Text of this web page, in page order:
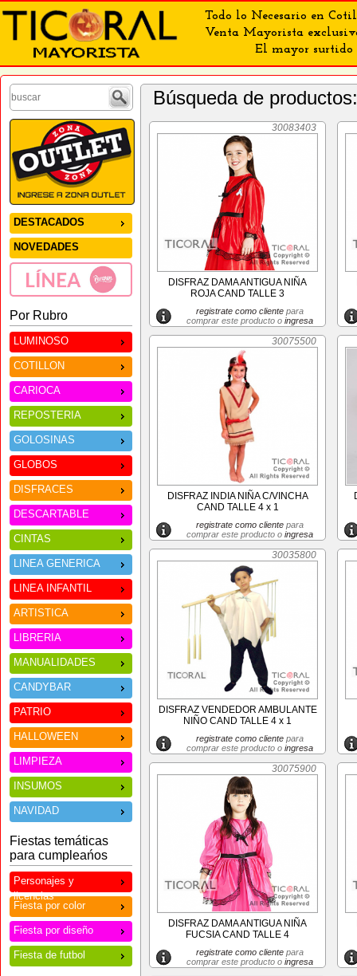
Todo lo Necesario en
Venta Mayorista
El mayor surtido
DESTACADOS
NOVEDADES
Por Rubro
LUMINOSO
COTILLON
CARIOCA
REPOSTERIA
GOLOSINAS
GLOBOS
DISFRACES
DESCARTABLE
CINTAS
LINEA GENERICA
LINEA INFANTIL
ARTISTICA
LIBRERIA
MANUALIDADES
CANDYBAR
PATRIO
HALLOWEEN
LIMPIEZA
INSUMOS
NAVIDAD
Fiestas temáticas
para cumpleańos
Personajes y
licencias
Fiesta por color
Fiesta por diseño
Fiesta de futbol
Búsqueda de
30083403
DISFRAZ DAMA ANTIGUA NIÑA
ROJA CAND TALLE 3
registrate como clientepara
comprar este producto o ingresa
30075500
DISFRAZ INDIA NIÑA C/VINCHA
CAND TALLE 4 x 1
registrate como clientepara
comprar este producto o ingresa
30035800
DISFRAZ VENDEDOR AMBULANTE
NIÑO CAND TALLE 4 x 1
registrate como clientepara
comprar este producto o ingresa
30075900
DISFRAZ DAMA ANTIGUA NIÑA
FUCSIA CAND TALLE 4
registrate como clientepara
comprar este producto o ingresa